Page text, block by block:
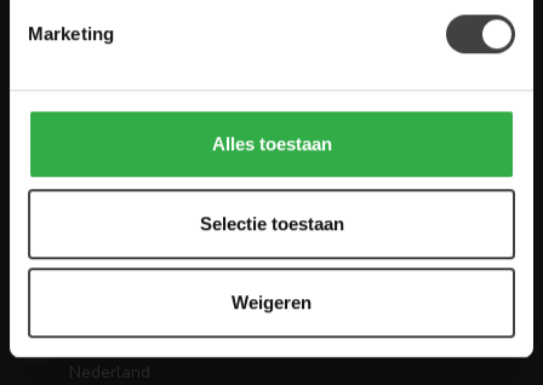
Marketing
Alles toestaan
Selectie toestaan
Weigeren
Houten Meubel Outlet
De Woon Winkel
Mooi wonen betaalbaar maken!
1731 LS Winkel
Nederland